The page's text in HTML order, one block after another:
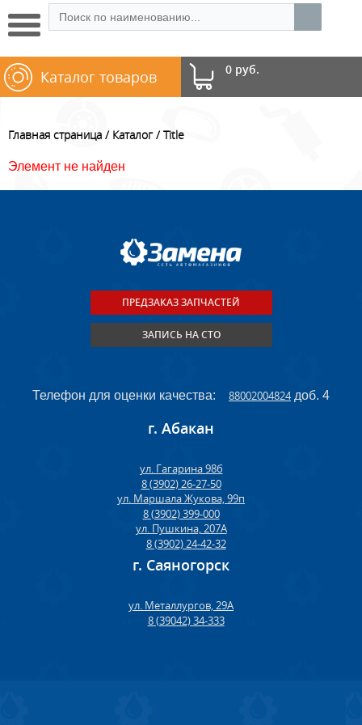
0 руб.
Каталог товаров
Главная страница Каталог Title
Элемент не найден
ПРЕДЗАКАЗ ЗАПЧАСТЕЙ
ЗАПИСЬ НА СТО
Телефон для оценки качества: 88002004824доб. 4
г. Абакан
ул. Гагарина 98б
8 (3902) 26-27-50
ул. Маршала Жукова, 99п
8 (3902) 399-000
ул. Пушкина, 207А
8 (3902) 24-42-32
г. Саяногорск
ул. Металлургов, 29А
8 (39042) 34-333